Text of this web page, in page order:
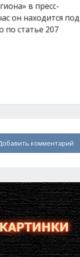
в пресс-
он находится под
по статье 207
комментарий